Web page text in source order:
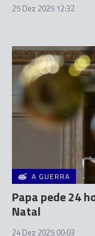
25 Dez 2025 12:32
A GUERRA
Papa pede 24
Natal
24 Dez 2025 00:03